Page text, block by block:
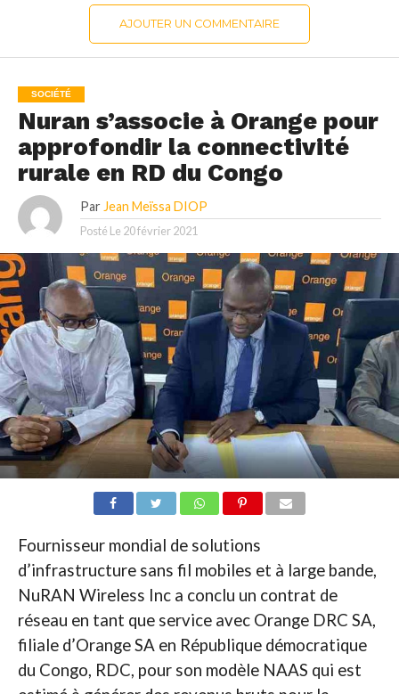
AJOUTER UN COMMENTAIRE
SOCIÉTÉ
Nuran s’associe à Orange pour
approfondir la connectivité
rurale en RD du Congo
Par Jean Meïssa DIOP
Posté Le 20 février 2021
Fournisseur mondial de solutions
d’infrastructure sans fil mobiles et à large bande,
NuRAN Wireless Inc a conclu un contrat de
réseau en tant que service avec Orange DRC SA,
filiale d’Orange SA en République démocratique
du Congo, RDC, pour son modèle NAAS qui est